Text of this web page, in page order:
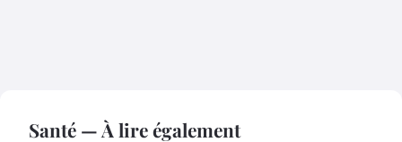
Santé — À lire également